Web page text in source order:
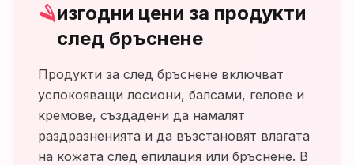
🪒изгодни цени за продукти
след бръснене
Продукти за след бръснене включват
успокояващи лосиони, балсами, гелове и
кремове, създадени да намалят
раздразненията и да възстановят влагата
на кожата след епилация или бръснене. В